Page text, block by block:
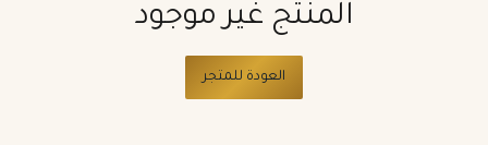
المنتج غير موجود
العودة للمتجر